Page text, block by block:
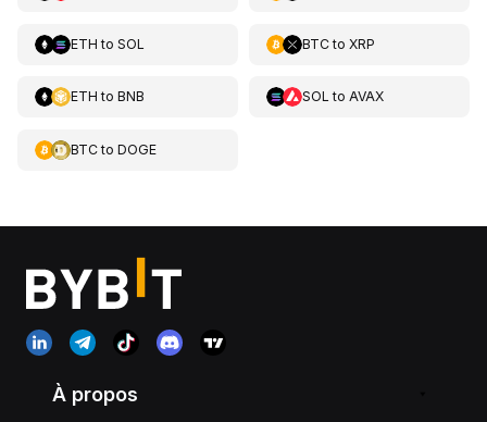
ETH to SOL BTCto XRP
ETH to BNB SOL to AVAX
BTCto DOGE
À propos